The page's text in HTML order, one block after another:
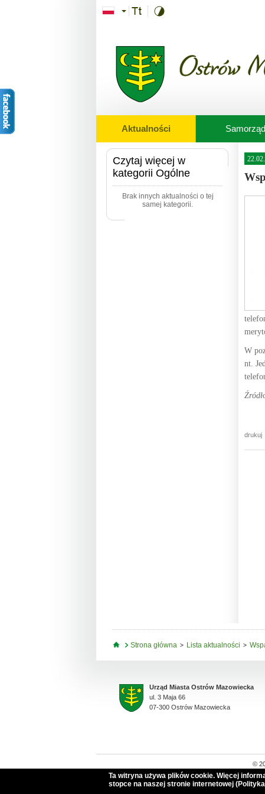
Aktualności Samorząd
Czytaj więcej w
kategorii Ogólne
Brak innych aktualności o tej
samej kategorii.
W
nt.
drukuj
Jesteś tutaj
Strona główna Lista aktualności
Urząd Miasta Ostrów Mazowiecka
ul. 3 Maja 66
07-300 Ostrów Mazowiecka
©
Ta witryna używa plików cookie. Więcej
stopce na naszej stronie internetowej